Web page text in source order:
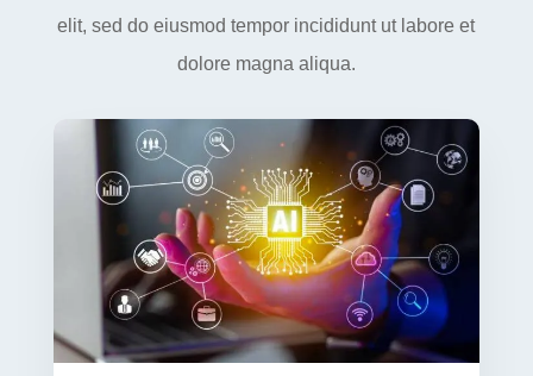
elit, sed do eiusmod tempor incididunt ut labore et
dolore magna aliqua.